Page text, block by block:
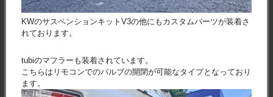
KWのサスペンションキットV3の他にもカスタムパーツが装着さ
れております。
tubiのマフラーも装着されています。
こちらはリモコンでのバルブの開閉が可能なタイプとなっており
ます。